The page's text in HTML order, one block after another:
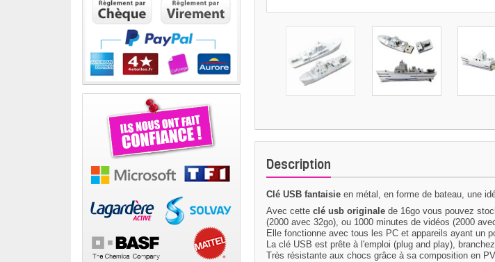
Description
Clé USB fantaisie en métal, en forme de bateau, une
Avec cetteclé usb originalede 16go vous pouvez
(2000 avec 32go), ou 1000 minutes de vidéos (2000
Elle fonctionne avec tous les PC et appareils ayant un
La clé USB est prête à l'emploi (plug and play),
Très résistante aux chocs grâce à sa composition en